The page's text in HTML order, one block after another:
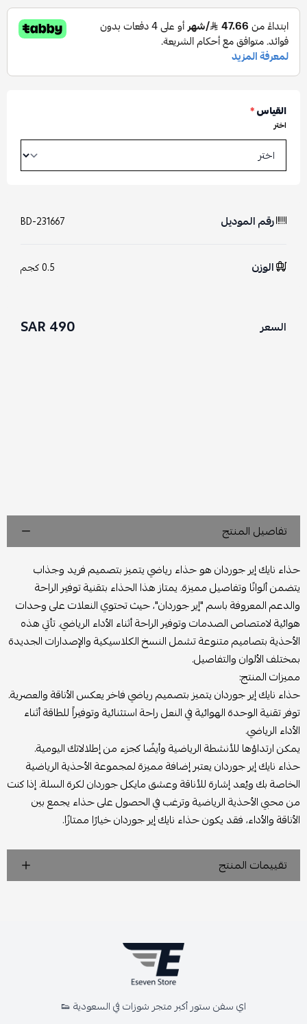
القياس*
اختر
رقم الموديل BD-231667
الوزن 0.5 كجم
السعر 490 SAR
تفاصيل المنتج
حذاء نايك إير جوردان هو حذاء رياضي يتميز بتصميم فريد وجذاب
يتضمن ألوانًا وتفاصيل مميزة. يمتاز هذا الحذاء بتقنية توفير الراحة
والدعم المعروفة باسم "إير جوردان"، حيث تحتوي النعلات على وحدات
هوائية لامتصاص الصدمات وتوفير الراحة أثناء الأداء الرياضي. تأتي هذه
الأحذية بتصاميم متنوعة تشمل النسخ الكلاسيكية والإصدارات الجديدة
بمختلف الألوان والتفاصيل.
مميزات المنتج:
حذاء نايك إير جوردان يتميز بتصميم رياضي فاخر يعكس الأناقة والعصرية.
توفر تقنية الوحدة الهوائية في النعل راحة استثنائية وتوفيراً للطاقة أثناء
الأداء الرياضي.
يمكن ارتداؤها للأنشطة الرياضية وأيضًا كجزء من إطلالاتك اليومية.
حذاء نايك إير جوردان يعتبر إضافة مميزة لمجموعة الأحذية الرياضية
الخاصة بك ويُعد إشارة للأناقة وعشق مايكل جوردان لكرة السلة. إذا كنت
من محبي الأحذية الرياضية وترغب في الحصول على حذاء يجمع بين
الأناقة والأداء، فقد يكون حذاء نايك إير جوردان خيارًا ممتازًا.
تقييمات المنتج
اي سفن ستور أكبر متجر شوزات في السعودية 👟